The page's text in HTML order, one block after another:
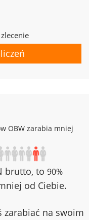
OBW zarabia mniej
brutto, to 90%
od Ciebie.
zarabiać na swoim